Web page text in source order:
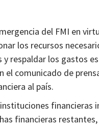
del FMI en
los recursos
y respaldar los gastos
el comunicado de
al país.
financieras
financieras